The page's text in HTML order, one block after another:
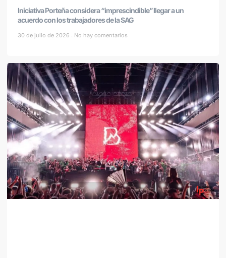
Iniciativa Porteña considera “imprescindible” llegar a un
acuerdo con los trabajadores de la SAG
30 de julio de 2026 No hay comentarios